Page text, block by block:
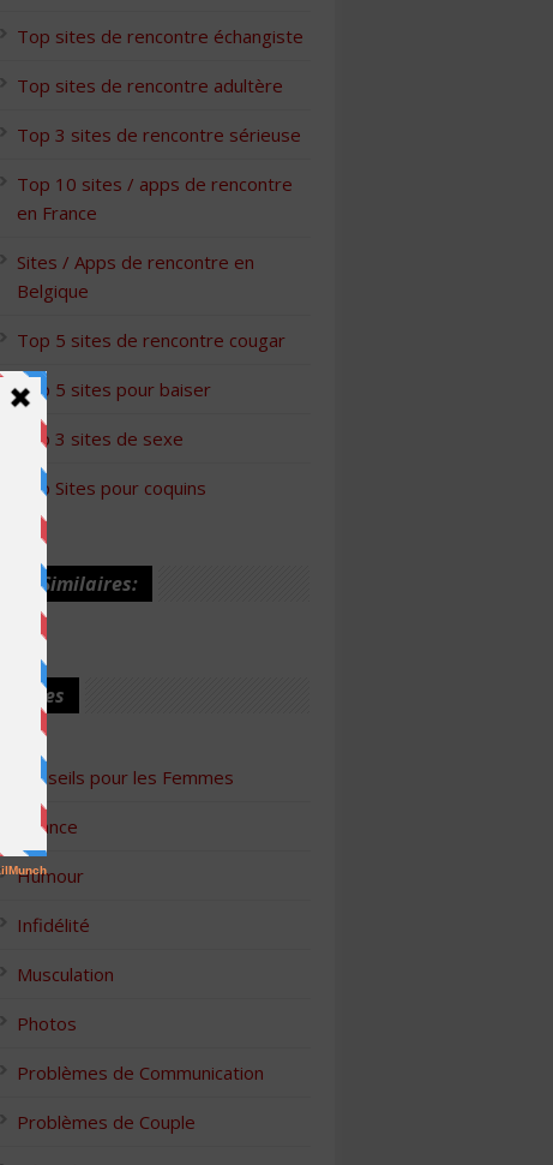
Top sites de rencontre échangiste
Top sites de rencontre adultère
Top 3 sites de rencontre sérieuse
Top 10 sites / apps de rencontre
en France
Sites / Apps de rencontre en
Belgique
Top 5 sites de rencontre cougar
Top 5 sites pour baiser
Top 3 sites de sexe
Top Sites pour coquins
Similaires:
Conseils pour les Femmes
Finance
Humour
Infidélité
Musculation
Photos
Problèmes de Communication
Problèmes de Couple